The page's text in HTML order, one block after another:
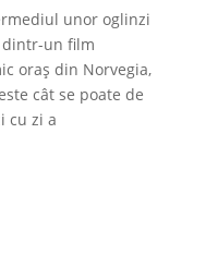
unor oglinzi
dintr-un film
oraș din Norvegia,
cât se poate de
cu zi a